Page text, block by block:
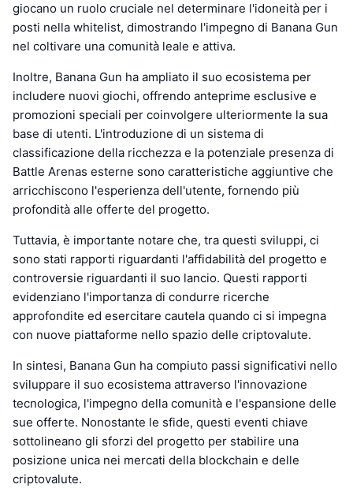
giocano un ruolo cruciale nel determinare l'idoneità per i
posti nella whitelist, dimostrando l'impegno di Banana Gun
nel coltivare una comunità leale e attiva.
Inoltre, Banana Gun ha ampliato il suo ecosistema per
includere nuovi giochi, offrendo anteprime esclusive e
promozioni speciali per coinvolgere ulteriormente la sua
base di utenti. L'introduzione di un sistema di
classificazione della ricchezza e la potenziale presenza di
Battle Arenas esterne sono caratteristiche aggiuntive che
arricchiscono l'esperienza dell'utente, fornendo più
profondità alle offerte del progetto.
Tuttavia, è importante notare che, tra questi sviluppi, ci
sono stati rapporti riguardanti l'affidabilità del progetto e
controversie riguardanti il suo lancio. Questi rapporti
evidenziano l'importanza di condurre ricerche
approfondite ed esercitare cautela quando ci si impegna
con nuove piattaforme nello spazio delle criptovalute.
In sintesi, Banana Gun ha compiuto passi significativi nello
sviluppare il suo ecosistema attraverso l'innovazione
tecnologica, l'impegno della comunità e l'espansione delle
sue offerte. Nonostante le sfide, questi eventi chiave
sottolineano gli sforzi del progetto per stabilire una
posizione unica nei mercati della blockchain e delle
criptovalute.